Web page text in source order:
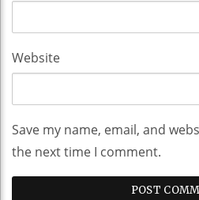
Website
Save my name, email, and
the next time I comment.